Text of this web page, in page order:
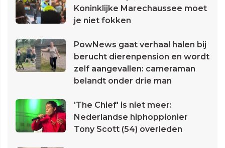
Koninklijke Marechaussee moet
je niet fokken
PowNews gaat verhaal halen bij
berucht dierenpension en wordt
zelf aangevallen: cameraman
belandt onder drie man
'The Chief' is niet meer:
Nederlandse hiphoppionier
Tony Scott (54) overleden